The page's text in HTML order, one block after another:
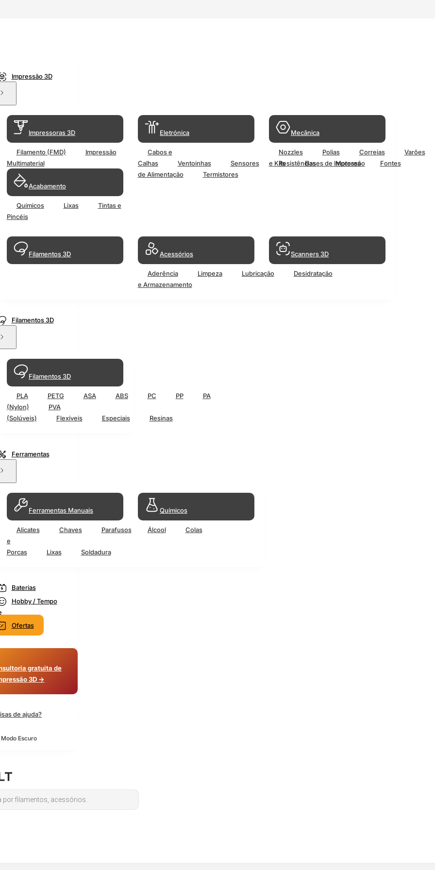
Impressão 3D
Impressoras 3D
Filamento (FMD)
Impressão
Multimaterial
Acabamento
Químicos Lixas
Tintas e
Pincéis
Eletrónica
Cabos e
Calhas
Ventoinhas Sensores Resistências Motores
Fontes
de Alimentação
Termistores
Mecânica
Nozzles Polias Correias
Varões
e Kits
Bases de Impressão
Filamentos 3D Acessórios
Aderência Limpeza Lubricação
Desidratação
e Armazenamento
Scanners 3D
Filamentos 3D
Filamentos 3D
PLA PETG ASA ABS PC PP
PA
(Nylon)
PVA
(Solúveis)
Flexiveis Especiais Resinas
Ferramentas
Ferramentas Manuais
Alicates Chaves
Parafusos
e
Porcas
Lixas Soldadura
Químicos
Álcool Colas
Baterias
Hobby / Tempo
Ofertas
gratuita de
3D →
de ajuda?
Escuro